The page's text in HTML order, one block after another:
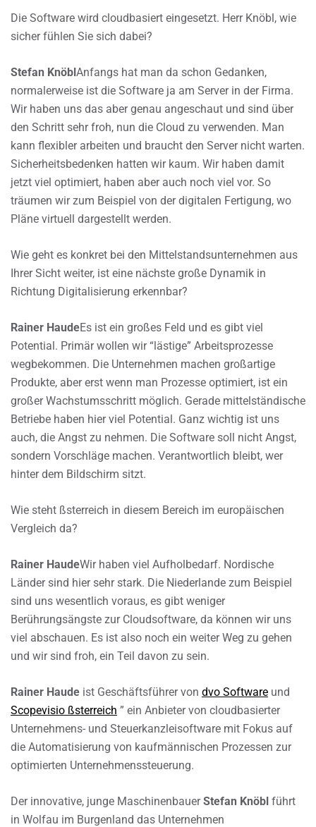
Die Software wird cloudbasiert eingesetzt. Herr Knöbl, wie
sicher fühlen Sie sich dabei?
Stefan KnöblAnfangs hat man da schon Gedanken,
normalerweise ist die Software ja am Server in der Firma.
Wir haben uns das aber genau angeschaut und sind über
den Schritt sehr froh, nun die Cloud zu verwenden. Man
kann flexibler arbeiten und braucht den Server nicht warten.
Sicherheitsbedenken hatten wir kaum. Wir haben damit
jetzt viel optimiert, haben aber auch noch viel vor. So
träumen wir zum Beispiel von der digitalen Fertigung, wo
Pläne virtuell dargestellt werden.
Wie geht es konkret bei den Mittelstandsunternehmen aus
Ihrer Sicht weiter, ist eine nächste große Dynamik in
Richtung Digitalisierung erkennbar?
Rainer HaudeEs ist ein großes Feld und es gibt viel
Potential. Primär wollen wir “lästige” Arbeitsprozesse
wegbekommen. Die Unternehmen machen großartige
Produkte, aber erst wenn man Prozesse optimiert, ist ein
großer Wachstumsschritt möglich. Gerade mittelständische
Betriebe haben hier viel Potential. Ganz wichtig ist uns
auch, die Angst zu nehmen. Die Software soll nicht Angst,
sondern Vorschläge machen. Verantwortlich bleibt, wer
hinter dem Bildschirm sitzt.
Wie steht ßsterreich in diesem Bereich im europäischen
Vergleich da?
Rainer HaudeWir haben viel Aufholbedarf. Nordische
Länder sind hier sehr stark. Die Niederlande zum Beispiel
sind uns wesentlich voraus, es gibt weniger
Berührungsängste zur Cloudsoftware, da können wir uns
viel abschauen. Es ist also noch ein weiter Weg zu gehen
und wir sind froh, ein Teil davon zu sein.
Rainer Haude ist Geschäftsführer von dvo Software und
Scopevisio ßsterreich ” ein Anbieter von cloudbasierter
Unternehmens- und Steuerkanzleisoftware mit Fokus auf
die Automatisierung von kaufmännischen Prozessen zur
optimierten Unternehmenssteuerung.
Der innovative, junge MaschinenbauerStefan Knöbl führt
in Wolfau im Burgenland das Unternehmen